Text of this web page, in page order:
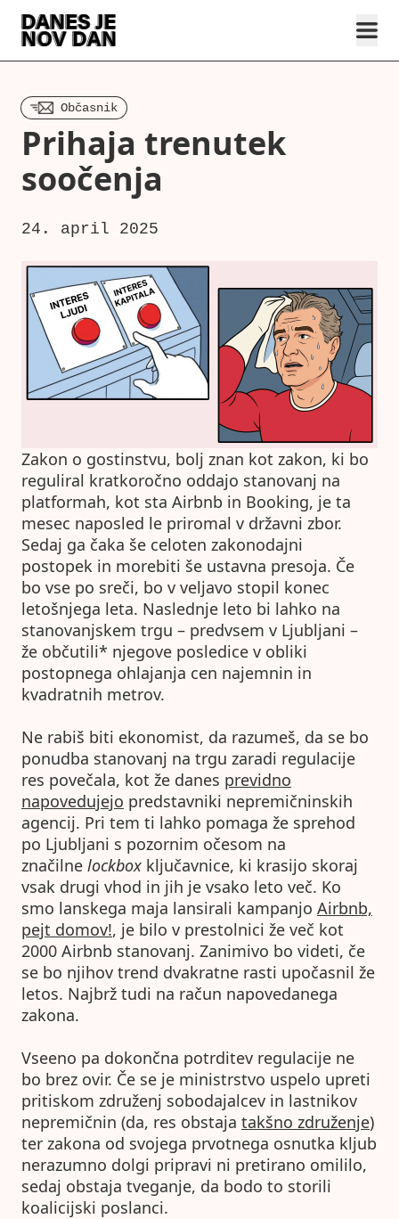
Občasnik
Prihaja trenutek
soočenja
24. april 2025
Zakon o gostinstvu, bolj znan kot zakon, ki bo
reguliral kratkoročno oddajo stanovanj na
platformah, kot sta Airbnb in Booking, je ta
mesec naposled le priromal v državni zbor.
Sedaj ga čaka še celoten zakonodajni
postopek in morebiti še ustavna presoja. Če
bo vse po sreči, bo v veljavo stopil konec
letošnjega leta. Naslednje leto bi lahko na
stanovanjskem trgu – predvsem v Ljubljani –
že občutili* njegove posledice v obliki
postopnega ohlajanja cen najemnin in
kvadratnih metrov.
Ne rabiš biti ekonomist, da razumeš, da se bo
ponudba stanovanj na trgu zaradi regulacije
res povečala, kot že danes previdno
napovedujejo predstavniki nepremičninskih
agencij. Pri tem ti lahko pomaga že sprehod
po Ljubljani s pozornim očesom na
značilne lockbox ključavnice, ki krasijo skoraj
vsak drugi vhod in jih je vsako leto več. Ko
smo lanskega maja lansirali kampanjo Airbnb,
pejt domov!, je bilo v prestolnici že več kot
2000 Airbnb stanovanj. Zanimivo bo videti, če
se bo njihov trend dvakratne rasti upočasnil že
letos. Najbrž tudi na račun napovedanega
zakona.
Vseeno pa dokončna potrditev regulacije ne
bo brez ovir. Če se je ministrstvo uspelo upreti
pritiskom združenj sobodajalcev in lastnikov
nepremičnin (da, res obstaja takšno združenje)
ter zakona od svojega prvotnega osnutka kljub
nerazumno dolgi pripravi ni pretirano omililo,
sedaj obstaja tveganje, da bodo to storili
koalicijski poslanci.